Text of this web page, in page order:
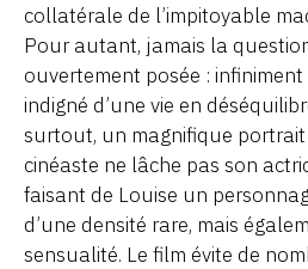
collatérale de l’impitoyable
Pour autant, jamais la
ouvertement posée :
indigné d’une vie en
surtout, un magnifique portrait
cinéaste ne lâche pas son
faisant de Louise un
d’une densité rare, mais
sensualité. Le film évite de